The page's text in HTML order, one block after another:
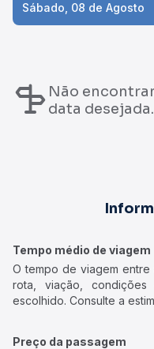
Sábado, 08 de Agosto
Não
data desejada.
Tempo médio de viagem
O tempo de viagem
rota, viação,
escolhido. Consulte a
Preço da passagem